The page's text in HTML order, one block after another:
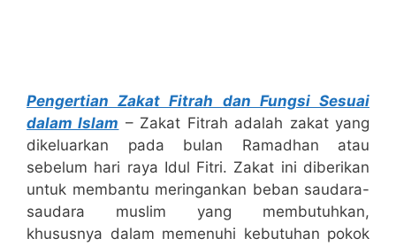
Pengertian Zakat Fitrah dan Fungsi Sesuai
dalam Islam – Zakat Fitrah adalah zakat yang
dikeluarkan pada bulan Ramadhan atau
sebelum hari raya Idul Fitri. Zakat ini diberikan
untuk membantu meringankan beban saudara-
saudara muslim yang membutuhkan,
khususnya dalam memenuhi kebutuhan pokok